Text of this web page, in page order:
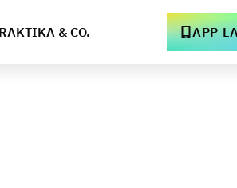
& CO. APP